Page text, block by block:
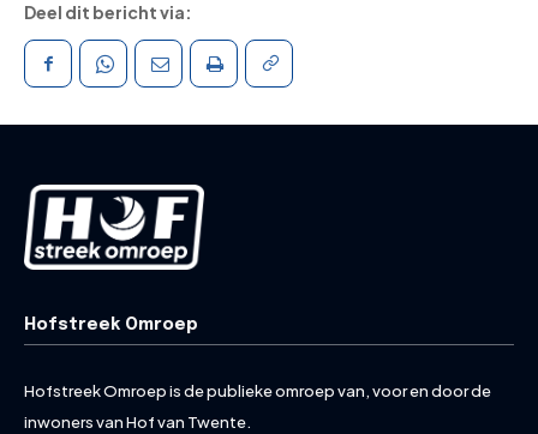
Deel dit bericht via:
Hofstreek Omroep
Hofstreek Omroep is de publieke omroep van, voor en door de
inwoners van Hof van Twente.